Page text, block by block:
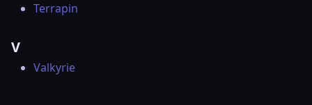
Terrapin
V
Valkyrie